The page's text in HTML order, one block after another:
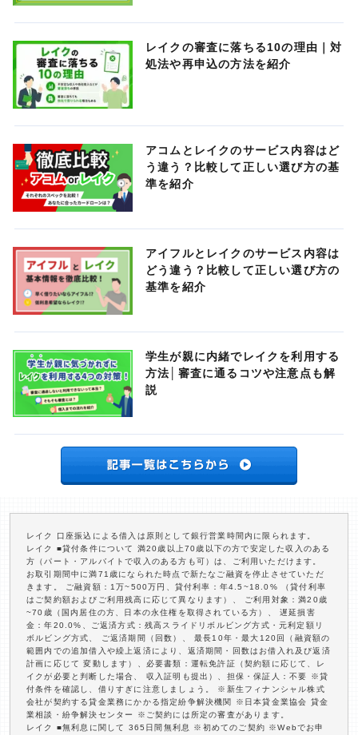
レイクの審査に落ちる10の理由｜対
処法や再申込の方法を紹介
アコムとレイクのサービス内容はど
う違う？比較して正しい選び方の基
準を紹介
アイフルとレイクのサービス内容は
どう違う？比較して正しい選び方の
基準を紹介
学生が親に内緒でレイクを利用する
方法│審査に通るコツや注意点も解
説
レイク 口座振込による借入は原則として銀行営業時間内に限られます。
レイク ■貸付条件について 満20歳以上70歳以下の方で安定した収入のある
方（パート・アルバイトで収入のある方も可）は、ご利用いただけます。
お取引期間中に満71歳になられた時点で新たなご融資を停止させていただ
きます。 ご融資額：1万~500万円、貸付利率：年4.5~18.0% （貸付利率
はご契約額およびご利用残高に応じて異なります）、 ご利用対象：満20歳
~70歳（国内居住の方、日本の永住権を取得されている方）、 遅延損害
金：年20.0%、ご返済方式：残高スライドリボルビング方式・元利定額リ
ボルビング方式、 ご返済期間（回数）、 最長10年・最大120回（融資額の
範囲内での追加借入や繰上返済により、返済期間・回数はお借入れ及び返済
計画に応じて 変動します）、必要書類：運転免許証（契約額に応じて、レ
イクが必要と判断した場合、 収入証明も提出）、担保・保証人：不要 ※貸
付条件を確認し、借りすぎに注意しましょう。 ※新生フィナンシャル株式
会社が契約する貸金業務にかかる指定紛争解決機関 ※日本貸金業協会 貸金
業相談・紛争解決センター ※ご契約には所定の審査があります。
レイク ■無利息に関して 365日間無利息 ※初めてのご契約 ※Webでお申